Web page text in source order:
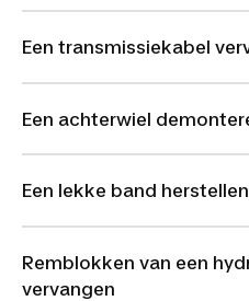
Een transmissiekabel
Een achterwiel
Een lekke band herstellen
Remblokken van een
vervangen